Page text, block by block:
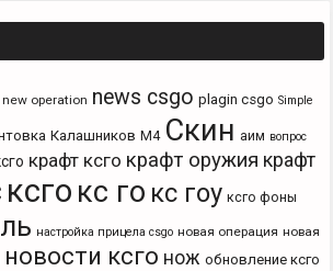
new operation news csgo plagin csgo Simple
Калашников М4 Скин аим вопрос
крафт ксго крафт оружия крафт
ксго кс го кс гоу ксго фоны
настройка прицела csgo новая операция новая
новости ксго нож обновление ксго